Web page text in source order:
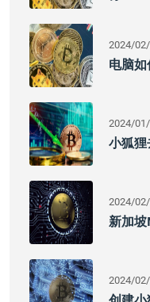
2024/
电脑
2024/
小狐
2024/
新加
2024/